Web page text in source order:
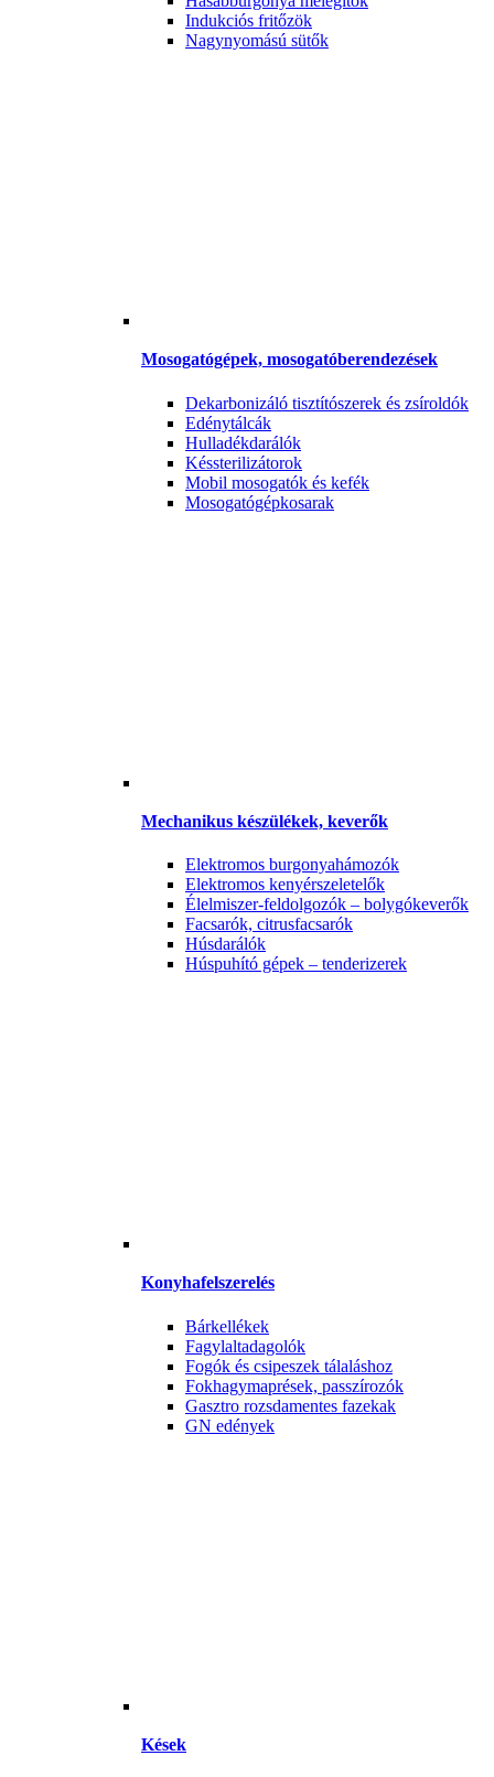
Indukciós fritőzök
Nagynyomású sütők
Mosogatógépek, mosogatóberendezések
Dekarbonizáló tisztítószerek és zsíroldók
Edénytálcák
Hulladékdarálók
Késsterilizátorok
Mobil mosogatók és kefék
Mosogatógépkosarak
Mechanikus készülékek, keverők
Elektromos burgonyahámozók
Elektromos kenyérszeletelők
Élelmiszer-feldolgozók – bolygókeverők
Facsarók, citrusfacsarók
Húsdarálók
Húspuhító gépek – tenderizerek
Konyhafelszerelés
Bárkellékek
Fagylaltadagolók
Fogók és csipeszek tálaláshoz
Fokhagymaprések, passzírozók
Gasztro rozsdamentes fazekak
GN edények
Kések